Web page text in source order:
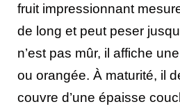
fruit impressionnant
de long et peut peser
n’est pas mûr, il affiche
ou orangée. À maturité, il
couvre d’une épaisse